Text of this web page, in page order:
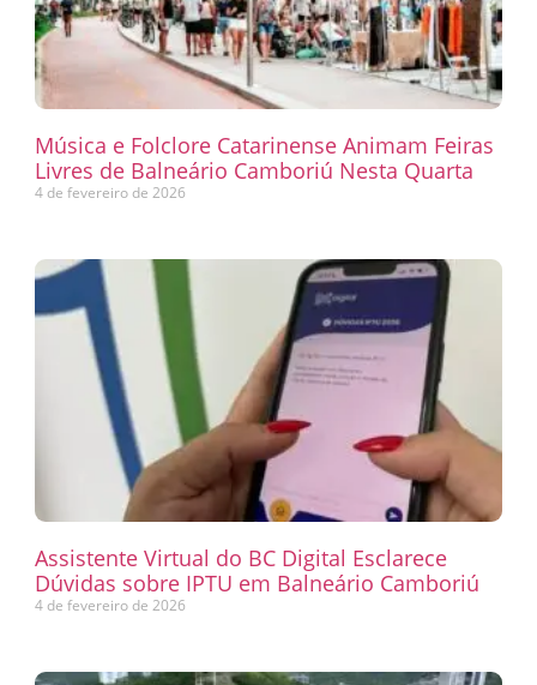
Música e Folclore Catarinense Animam Feiras
Livres de Balneário Camboriú Nesta Quarta
4 de fevereiro de 2026
Assistente Virtual do BC Digital Esclarece
Dúvidas sobre IPTU em Balneário Camboriú
4 de fevereiro de 2026